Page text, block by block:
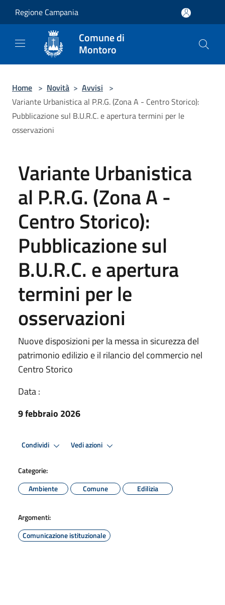
Regione Campania
Comune di
Montoro
Home > Novità > Avvisi >
Variante Urbanistica al P.R.G. (Zona A - Centro Storico):
Pubblicazione sul B.U.R.C. e apertura termini per le
osservazioni
Variante Urbanistica
al P.R.G. (Zona A -
Centro Storico):
Pubblicazione sul
B.U.R.C. e apertura
termini per le
osservazioni
Nuove disposizioni per la messa in sicurezza del
patrimonio edilizio e il rilancio del commercio nel
Centro Storico
Data :
9 febbraio 2026
Condividi Vedi azioni
Categorie:
Ambiente
Comune Edilizia
Argomenti:
Comunicazione istituzionale